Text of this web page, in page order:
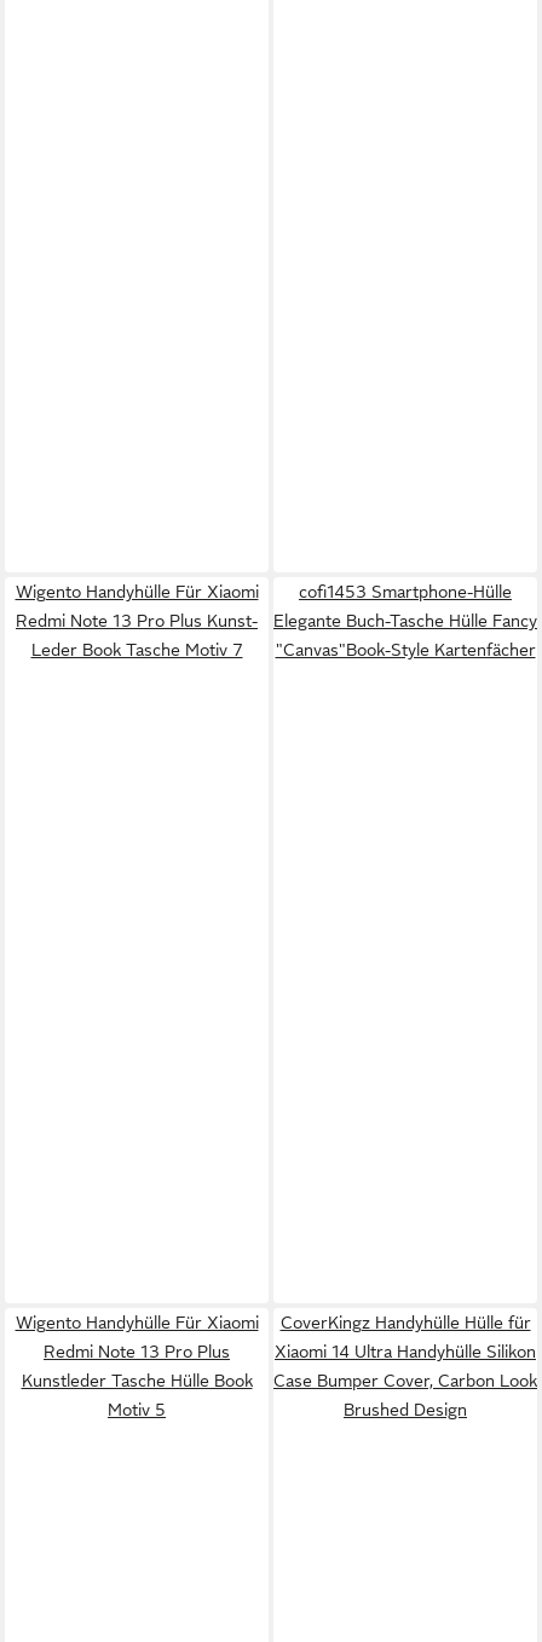
Wigento Handyhülle Für Xiaomi
Redmi Note 13 Pro Plus Kunst-
Leder Book Tasche Motiv 7
cofi1453 Smartphone-Hülle
Elegante Buch-Tasche Hülle Fancy
"Canvas"Book-Style Kartenfächer
Wigento Handyhülle Für Xiaomi
Redmi Note 13 Pro Plus
Kunstleder Tasche Hülle Book
Motiv 5
CoverKingz Handyhülle Hülle für
Xiaomi 14 Ultra Handyhülle Silikon
Case Bumper Cover, Carbon Look
Brushed Design